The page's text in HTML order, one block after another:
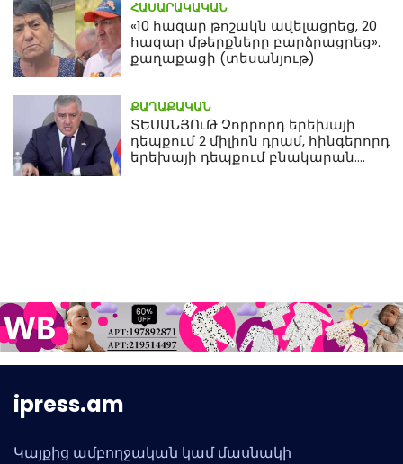
ՀԱՍԱՐԱԿԱԿԱՆ
«10 հազար թոշակն ավելացրեց, 20
հազար մթերքները բարձրացրեց».
քաղաքացի (տեսանյութ)
ՔԱՂԱՔԱԿԱՆ
ՏԵՍԱՆՅՈւԹ Չորրորդ երեխայի
դեպքում 2 միլիոն դրամ, հինգերորդ
երեխայի դեպքում բնակարան.
ipress.am
Կայքից ամբողջական կամ մասնակի